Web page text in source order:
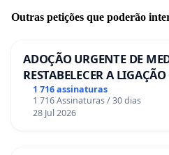
Outras petições que poderão
ADOÇÃO URGENTE DE
RESTABELECER A
1 716 assinaturas
1 716 Assinaturas / 30 dias
28 Jul 2026